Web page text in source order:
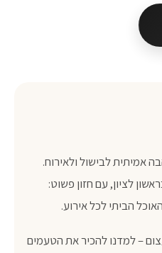
אמיתית לבישול ולאירוח.
לציון, עם חזון פשוט:
הביתי לכל אירוע.
– למדנו להכיר את הטעמים